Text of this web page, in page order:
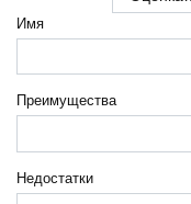
Имя
Преимущества
Недостатки